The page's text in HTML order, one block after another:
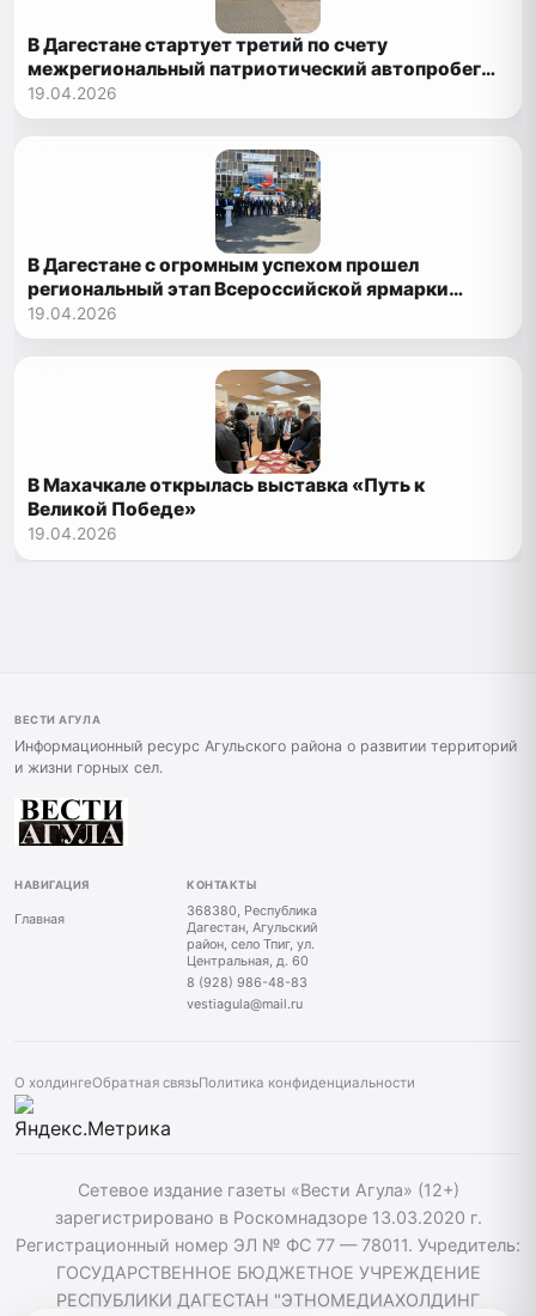
В Дагестане стартует третий по счету
межрегиональный патриотический автопробег
«Знамя Победы»
19.04.2026
В Дагестане с огромным успехом прошел
региональный этап Всероссийской ярмарки
трудоустройства
19.04.2026
В Махачкале открылась выставка «Путь к
Великой Победе»
19.04.2026
ВЕСТИ АГУЛА
Информационный ресурс Агульского района о развитии территорий
и жизни горных сел.
НАВИГАЦИЯ
Главная
КОНТАКТЫ
368380, Республика
Дагестан, Агульский
район, село Тпиг, ул.
Центральная, д. 60
8 (928) 986-48-83
vestiagula@mail.ru
О холдингеОбратная связьПолитика конфиденциальности
Сетевое издание газеты «Вести Агула» (12+)
зарегистрировано в Роскомнадзоре 13.03.2020 г.
Регистрационный номер ЭЛ № ФС 77 — 78011. Учредитель:
ГОСУДАРСТВЕННОЕ БЮДЖЕТНОЕ УЧРЕЖДЕНИЕ
РЕСПУБЛИКИ ДАГЕСТАН "ЭТНОМЕДИАХОЛДИНГ